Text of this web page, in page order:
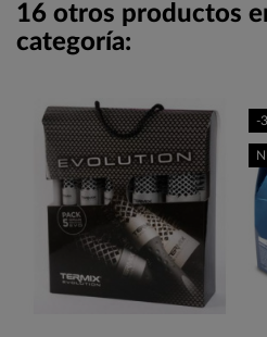
16 otros productos
categoría:
-